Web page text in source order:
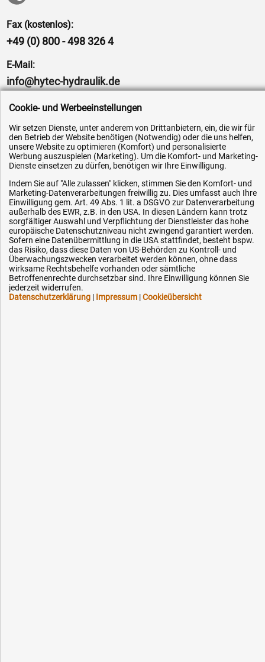
Fax (kostenlos):
+49 (0) 800 - 498 326 4
E-Mail:
info@hytec-hydraulik.de
Hilfe & Service
Versandkosten
Zahlungsarten
Service
AGB / Widerrufsrecht
Datenschutz
Impressum
Karriere
OEM-Ersatzteile
Cookie- und Werbeeinstellungen
Wir setzen Dienste, unter anderem von Drittanbietern, ein, die wir für
den Betrieb der Website benötigen (Notwendig) oder die uns helfen,
unsere Website zu optimieren (Komfort) und personalisierte
Werbung auszuspielen (Marketing). Um die Komfort- und Marketing-
Dienste einsetzen zu dürfen, benötigen wir Ihre Einwilligung.
Indem Sie auf "Alle zulassen" klicken, stimmen Sie den Komfort- und
Marketing-Datenverarbeitungen freiwillig zu. Dies umfasst auch Ihre
Einwilligung gem. Art. 49 Abs. 1 lit. a DSGVO zur Datenverarbeitung
außerhalb des EWR, z.B. in den USA. In diesen Ländern kann trotz
sorgfältiger Auswahl und Verpflichtung der Dienstleister das hohe
europäische Datenschutzniveau nicht zwingend garantiert werden.
Sofern eine Datenübermittlung in die USA stattfindet, besteht bspw.
das Risiko, dass diese Daten von US-Behörden zu Kontroll- und
Überwachungszwecken verarbeitet werden können, ohne dass
wirksame Rechtsbehelfe vorhanden oder sämtliche
Betroffenenrechte durchsetzbar sind. Ihre Einwilligung können Sie
jederzeit widerrufen.
Datenschutzerklärung | Impressum |Cookieübersicht